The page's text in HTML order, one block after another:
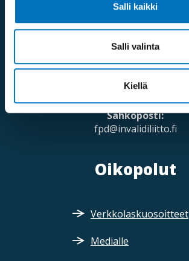
Salli kaikki
Salli valinta
Kiellä
Mannerheimintie 107,
00280 Helsinki
Saapumisohjeet
09 613 191
Sähköposti:
fpd@invalidiliitto.fi
Oikopolut
Verkkolaskuosoitteet
Medialle